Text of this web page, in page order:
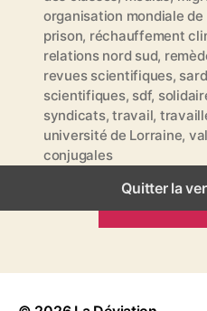
organisation mondiale de
prison, réchauffement
relations nord sud,
revues scientifiques,
scientifiques, sdf,
syndicats,travail,
université de Lorraine,
conjugales
Quitter la